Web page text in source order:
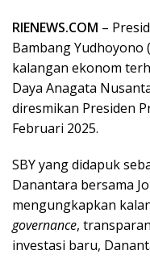
RIENEWS.COM –
Bambang Yudhoyono
kalangan ekonom
Daya Anagata
diresmikan Presiden
Februari 2025.
SBY yang didapuk
Danantara bersama
mengungkapkan
governance,
investasi baru,